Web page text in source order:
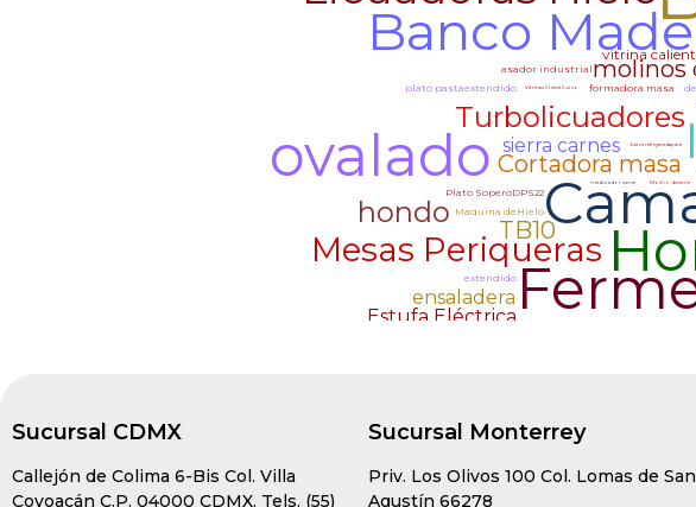
Sucursal CDMX
Callejón de Colima 6-Bis Col. Villa
Coyoacán C.P. 04000 CDMX. Tels. (55)
Sucursal Monterrey
Priv. Los Olivos 100 Col. Lomas de San
Agustín 66278